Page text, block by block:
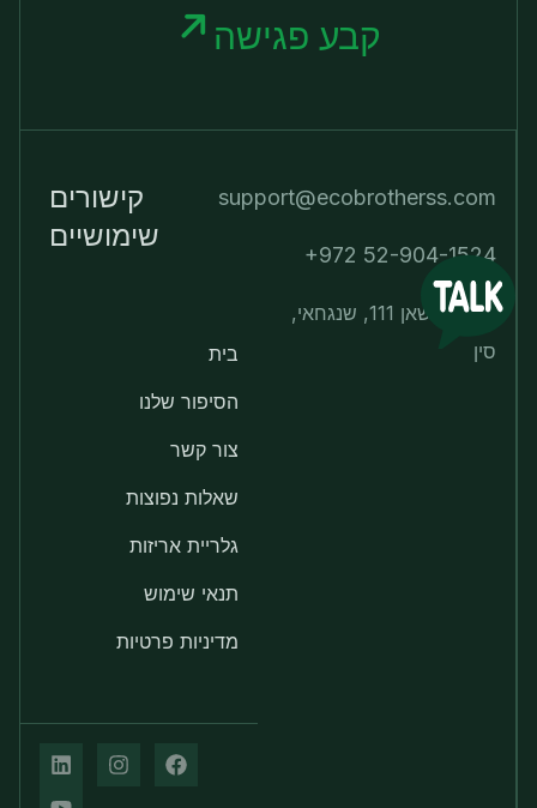
קבע פגישה
support@ecobrotherss.com
+972 52-904-1524
צ'י ליאן שאן 111, שנגחאי,
סין
קישורים
שימושיים
בית
הסיפור שלנו
צור קשר
שאלות נפוצות
גלריית אריזות
תנאי שימוש
מדיניות פרטיות